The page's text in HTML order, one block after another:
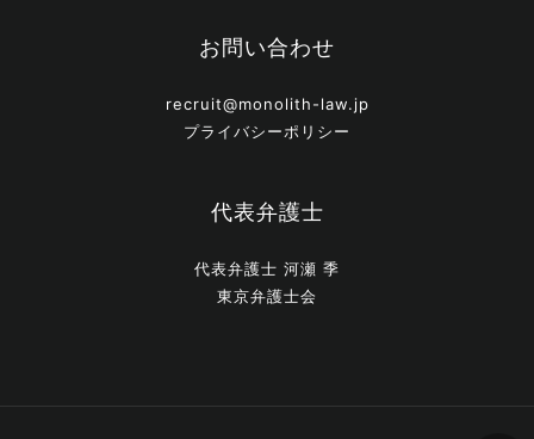
お問い合わせ
recruit@monolith-law.jp
プライバシーポリシー
代表弁護士
代表弁護士 河瀬 季
東京弁護士会